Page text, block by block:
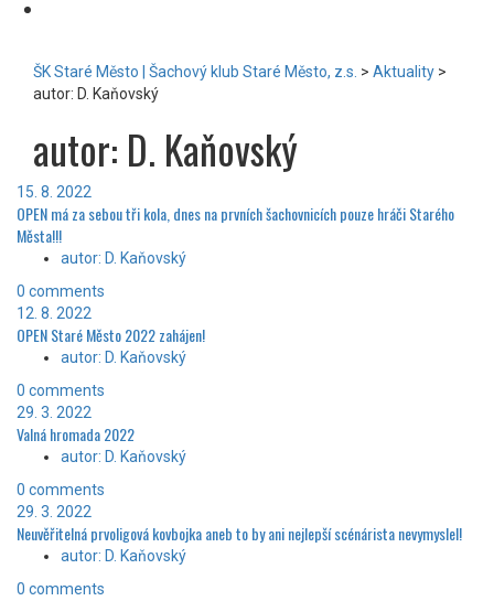
ŠK Staré Město | Šachový klub Staré Město, z.s. > Aktuality >
autor: D. Kaňovský
autor: D. Kaňovský
15. 8. 2022
OPEN má za sebou tři kola, dnes na prvních šachovnicích pouze hráči Starého
Města!!!
autor: D. Kaňovský
0 comments
12. 8. 2022
OPEN Staré Město 2022 zahájen!
autor: D. Kaňovský
0 comments
29. 3. 2022
Valná hromada 2022
autor: D. Kaňovský
0 comments
29. 3. 2022
Neuvěřitelná prvoligová kovbojka aneb to by ani nejlepší scénárista nevymyslel!
autor: D. Kaňovský
0 comments